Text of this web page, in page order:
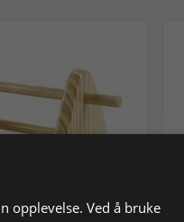
opplevelse. Ved å bruke